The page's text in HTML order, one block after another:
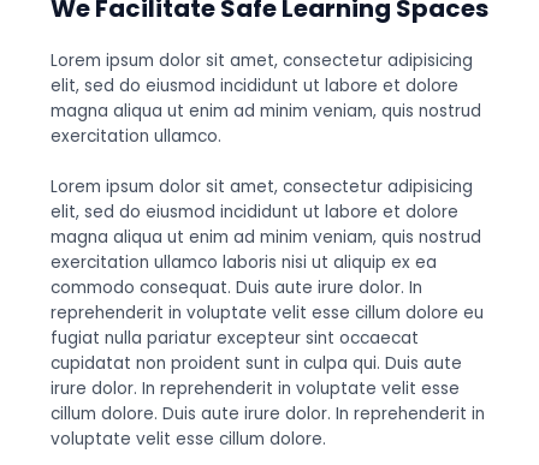
We Facilitate Safe Learning Spaces
Lorem ipsum dolor sit amet, consectetur adipisicing
elit, sed do eiusmod incididunt ut labore et dolore
magna aliqua ut enim ad minim veniam, quis nostrud
exercitation ullamco.
Lorem ipsum dolor sit amet, consectetur adipisicing
elit, sed do eiusmod incididunt ut labore et dolore
magna aliqua ut enim ad minim veniam, quis nostrud
exercitation ullamco laboris nisi ut aliquip ex ea
commodo consequat. Duis aute irure dolor. In
reprehenderit in voluptate velit esse cillum dolore eu
fugiat nulla pariatur excepteur sint occaecat
cupidatat non proident sunt in culpa qui. Duis aute
irure dolor. In reprehenderit in voluptate velit esse
cillum dolore. Duis aute irure dolor. In reprehenderit in
voluptate velit esse cillum dolore.